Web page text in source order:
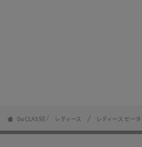
DoCLASSE レディース レディース セー